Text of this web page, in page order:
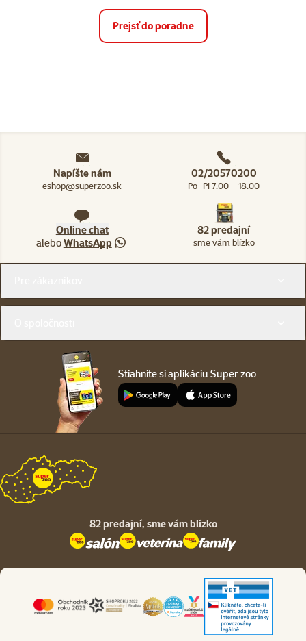
Prejsť do poradne
Napíšte nám
eshop@superzoo.sk
02/20570200
Po–Pi 7:00 – 18:00
Online chat
aleboWhatsApp
82 predajní
sme vám blízko
Stiahnite si aplikáciu Super zoo
82 predajní, sme vám blízko